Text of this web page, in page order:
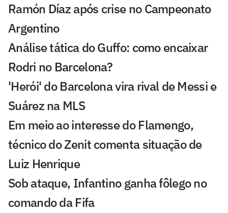
Ramón Díaz após crise no Campeonato
Argentino
Análise tática do Guffo: como encaixar
Rodri no Barcelona?
'Herói' do Barcelona vira rival de Messi e
Suárez na MLS
Em meio ao interesse do Flamengo,
técnico do Zenit comenta situação de
Luiz Henrique
Sob ataque, Infantino ganha fôlego no
comando da Fifa